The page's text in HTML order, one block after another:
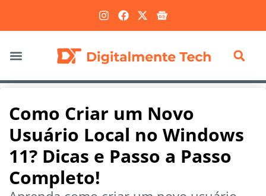
Como Criar um Novo
Usuário Local no Windows
11? Dicas e Passo a Passo
Completo!